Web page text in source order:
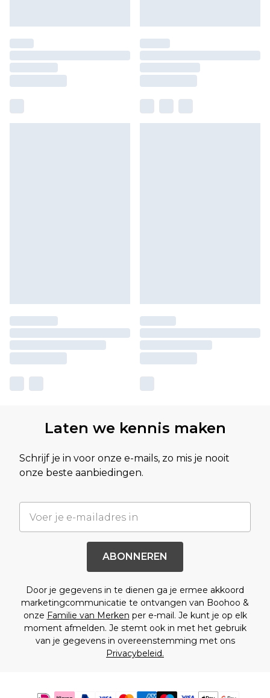
Laten we kennis maken
Schrijf je in voor onze e-mails, zo mis je nooit
onze beste aanbiedingen.
ABONNEREN
Door je gegevens in te dienen ga je ermee akkoord
marketingcommunicatie te ontvangen van Boohoo &
onze Familie van Merken per e-mail. Je kunt je op elk
moment afmelden. Je stemt ook in met het gebruik
van je gegevens in overeenstemming met ons
Privacybeleid.